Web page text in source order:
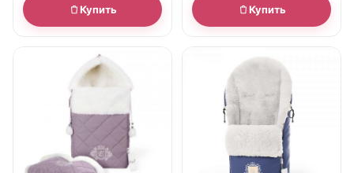
Купить Купить